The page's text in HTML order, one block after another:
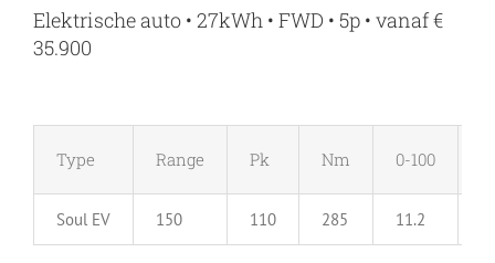
Elektrische auto • 27kWh • FWD • 5p • vanaf €
35.900
Type Range Pk Nm 0-100
Soul EV 150 110 285 11.2